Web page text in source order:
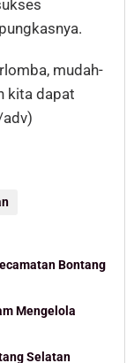
mudah-
kita dapat
Bontang
Mengelola
Selatan